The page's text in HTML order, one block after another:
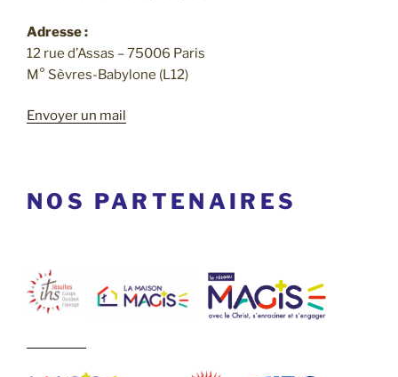
Adresse :
12 rue d’Assas – 75006 Paris
M° Sèvres-Babylone (L12)
Envoyer un mail
NOS PARTENAIRES